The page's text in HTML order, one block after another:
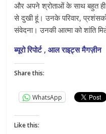
और अपने श्रोताओं के साथ बहुत
से दुखी हूं। उनके परिवार,
संवेदना। उनकी आत्मा को शांति
ब्यूरो रिपोर्ट , आल राइट्स मैगज़ीन
Share this:
WhatsApp
Like this: